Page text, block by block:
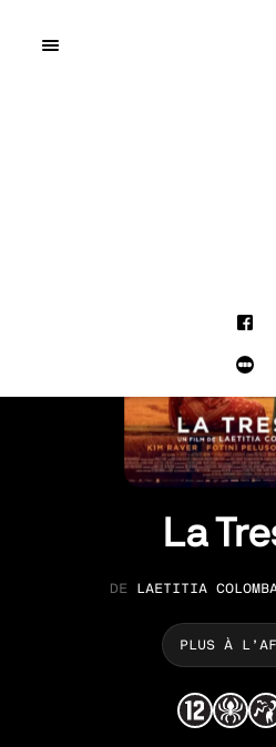
Quai10
La
RÉALISATION
LAETITIA
PLUS À